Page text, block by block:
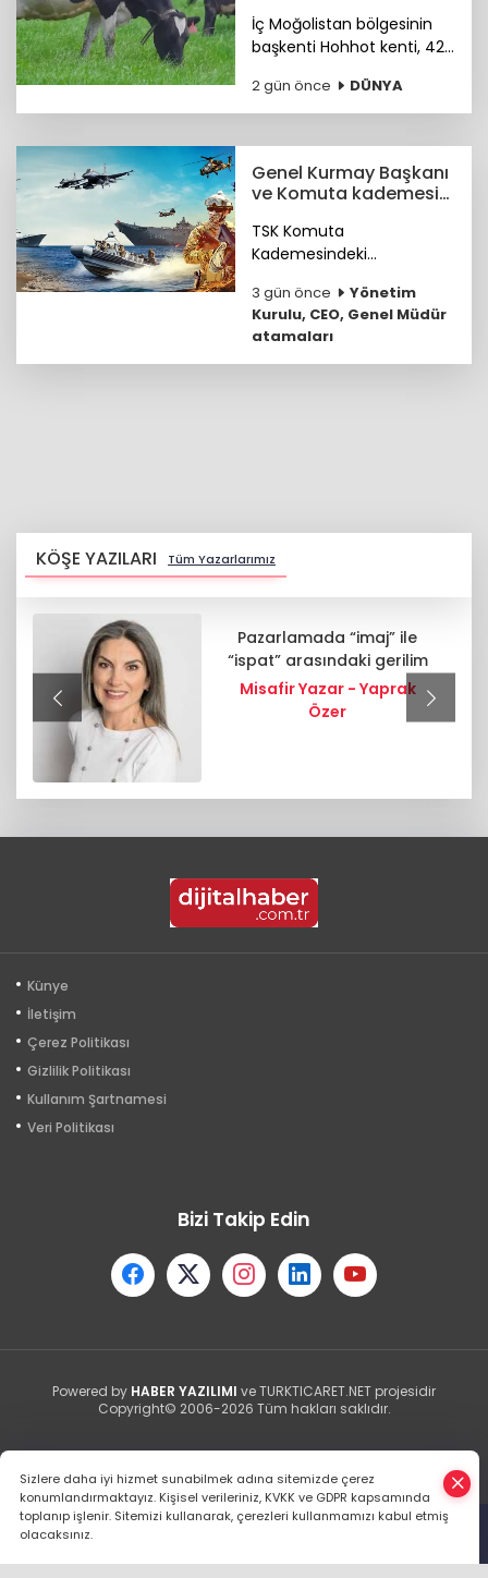
Anasayfa Haber Ara Yazarlar İhbar Hattı
İç Moğolistan bölgesinin
başkenti Hohhot kenti, 42
büyüklüğündeki süt
ürünleri sektörüyle “Dünya
ünvanını kazandı.
2 gün önce DÜNYA
Genel Kurmay Başkanı
ve Komuta kademesi
TSK Komuta
Kademesindeki
haberimizde...
3 gün önce
Yönetim
Kurulu, CEO, Genel Müdür
atamaları
KÖŞE YAZILARI Tüm Yazarlarımız
Pazarlamada “imaj” ile
“ispat” arasındaki gerilim
Misafir Yazar - Yaprak
Özer
Künye
İletişim
Çerez Politikası
Gizlilik Politikası
Kullanım Şartnamesi
Veri Politikası
Bizi Takip Edin
Powered by HABER YAZILIMI ve TURKTICARET.NET projesidir
Copyright© 2006-2026 Tüm hakları saklıdır.
Sizlere daha iyi hizmet sunabilmek adına sitemizde çerez
konumlandırmaktayız. Kişisel verileriniz, KVKK ve GDPR kapsamında
toplanıp işlenir. Sitemizi kullanarak, çerezleri kullanmamızı kabul etmiş
olacaksınız.